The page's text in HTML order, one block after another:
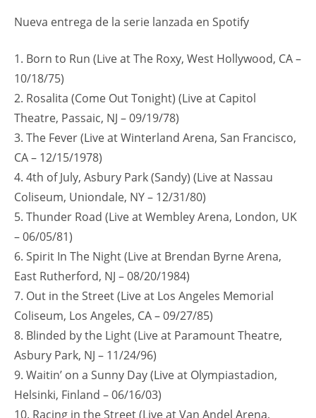
Nueva entrega de la serie lanzada en Spotify
1. Born to Run (Live at The Roxy, West Hollywood, CA –
10/18/75)
2. Rosalita (Come Out Tonight) (Live at Capitol
Theatre, Passaic, NJ – 09/19/78)
3. The Fever (Live at Winterland Arena, San Francisco,
CA – 12/15/1978)
4. 4th of July, Asbury Park (Sandy) (Live at Nassau
Coliseum, Uniondale, NY – 12/31/80)
5. Thunder Road (Live at Wembley Arena, London, UK
– 06/05/81)
6. Spirit In The Night (Live at Brendan Byrne Arena,
East Rutherford, NJ – 08/20/1984)
7. Out in the Street (Live at Los Angeles Memorial
Coliseum, Los Angeles, CA – 09/27/85)
8. Blinded by the Light (Live at Paramount Theatre,
Asbury Park, NJ – 11/24/96)
9. Waitin’ on a Sunny Day (Live at Olympiastadion,
Helsinki, Finland – 06/16/03)
10. Racing in the Street (Live at Van Andel Arena,